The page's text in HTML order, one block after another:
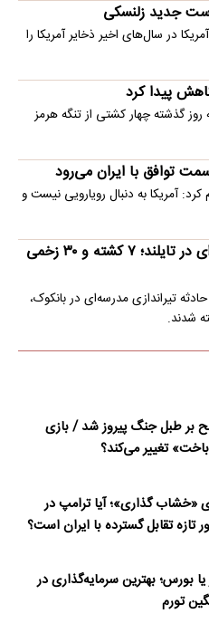
جدید زلنسکی
در سال‌های اخیر ذخایر آمریکا را
پیدا کرد
گذشته چهار کشتی از تنگه هرمز
آمریکا به دنبال رویارویی نیست و
جزئیات تیراندازی در مدرسه‌ای در تایلند؛ ۷ کشته و ۳۰ زخمی
تیراندازی مدرسه‌ای در بانکوک،
شدند.
بر طبل جنگ پیروز شد / بازی
تغییر می‌کند؟
«خشاب گذاری»؛ آیا ترامپ در
تازه تقابل گسترده با ایران است؟
یا بورس؛ بهترین سرمایه‌گذاری در
تورم